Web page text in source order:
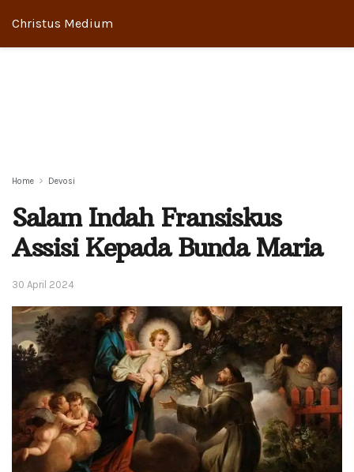
Christus Medium
Home Devosi
Salam Indah Fransiskus
Assisi Kepada Bunda Maria
30 April 2024